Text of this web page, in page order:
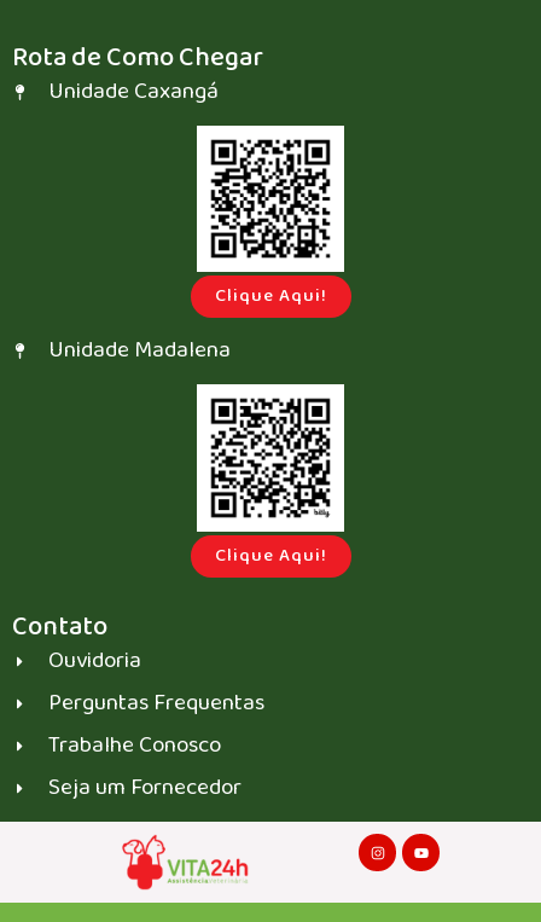
Rota de Como Chegar
Unidade Caxangá
Clique Aqui!
Unidade Madalena
Clique Aqui!
Contato
Ouvidoria
Perguntas Frequentas
Trabalhe Conosco
Seja um Fornecedor
I
n
s
a
Y
o
u
u